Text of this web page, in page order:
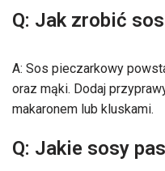
Q: Jak zrobić
A: Sos pieczarkowy
oraz mąki. Dodaj
makaronem lub kluskami.
Q: Jakie sosy